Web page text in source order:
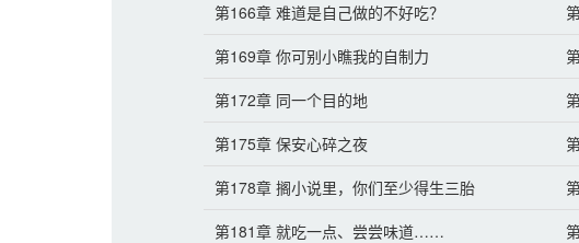
第166章 难道是自己做的不好吃？
第169章 你可别小瞧我的自制力
第172章 同一个目的地
第175章 保安心碎之夜
第178章 搁小说里，你们至少得生三胎
第181章 就吃一点、尝尝味道……